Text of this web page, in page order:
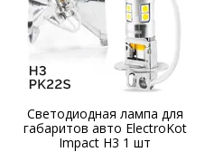
Светодиодная лампа для
габаритов авто ElectroKot
Impact H3 1 шт